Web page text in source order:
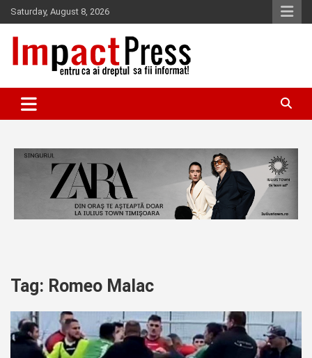
Skip
to
content
Saturday, August 8, 2026
IMPACTPRESS
Tag: Romeo Malac